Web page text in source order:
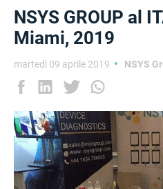
NSYS GROUP al
Miami, 2019
martedì 09 aprile 2019 NSYS